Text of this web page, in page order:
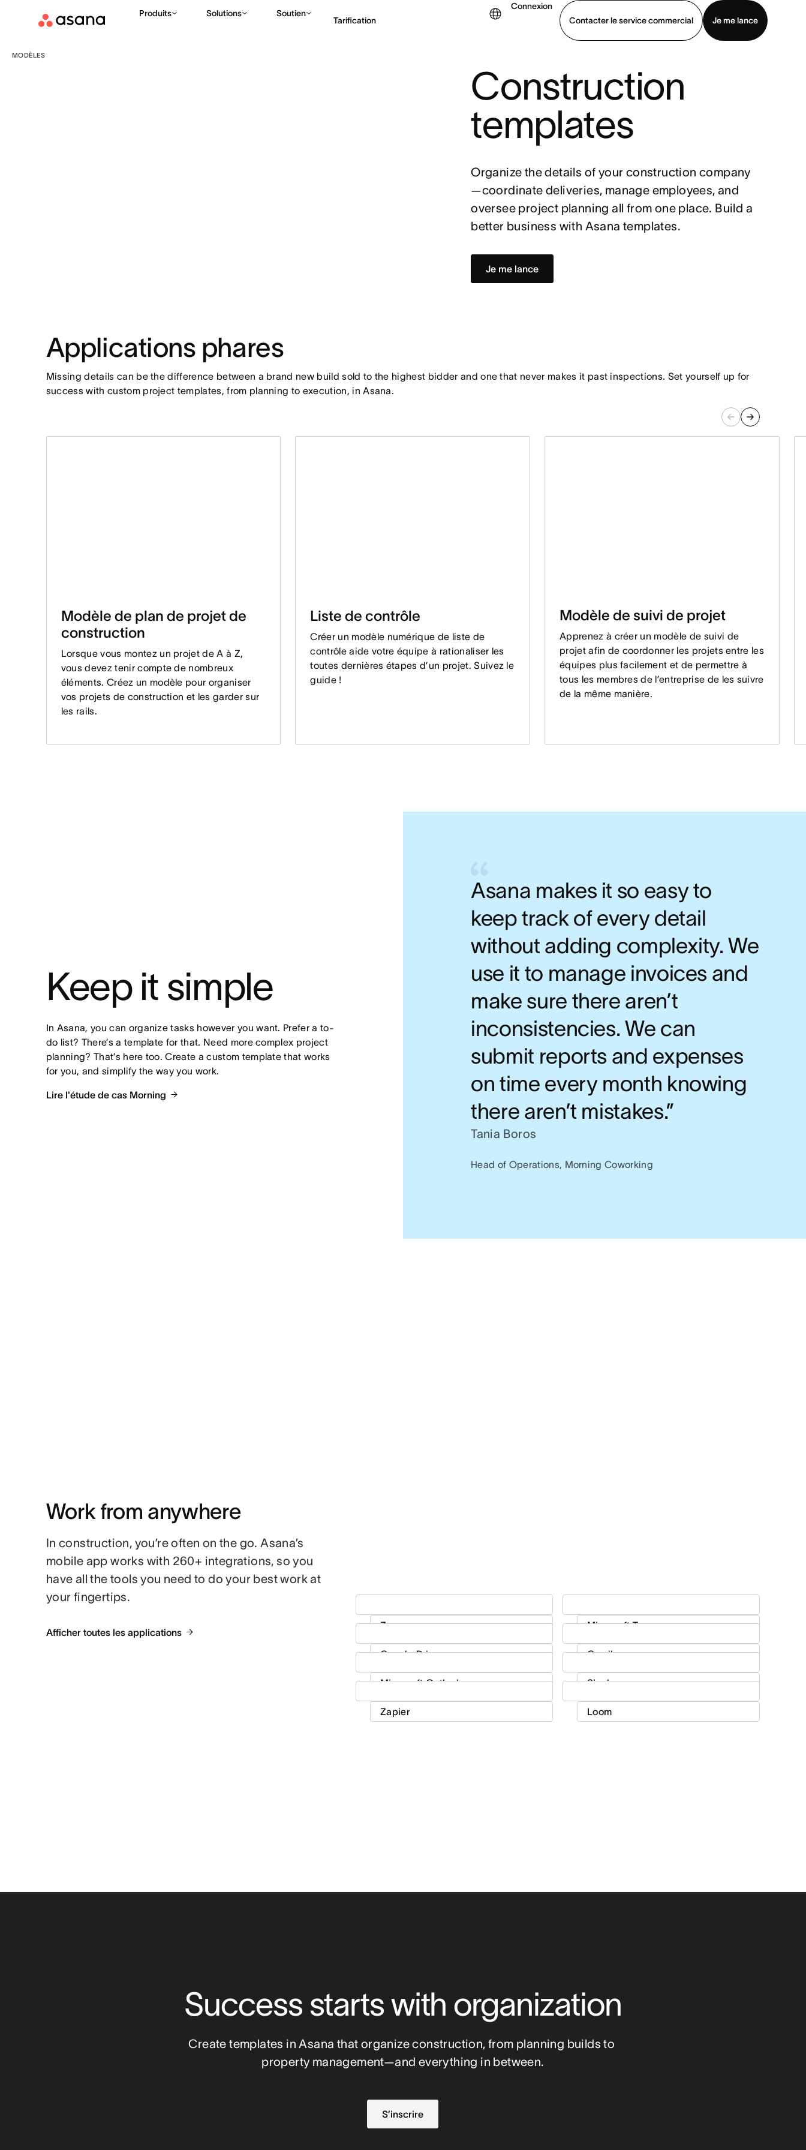
Produits Solutions Soutien
Tarification
Connexion
Contacter le service commercial
Je me lance
Contacter le service commercial
MODÈLES
Construction
templates
Organize the details of your construction company
—coordinate deliveries, manage employees, and
oversee project planning all from one place. Build a
better business with Asana templates.
Je me lance
Applications phares
Missing details can be the difference between a brand new build sold to the highest bidder and one that never makes it past inspections. Set yourself up for
success with custom project templates, from planning to execution, in Asana.
Modèle de plan de projet de
construction
Lorsque vous montez un projet de A à Z,
vous devez tenir compte de nombreux
éléments. Créez un modèle pour organiser
vos projets de construction et les garder sur
les rails.
Liste de contrôle
Créer un modèle numérique de liste de
contrôle aide votre équipe à rationaliser les
toutes dernières étapes d’un projet. Suivez le
guide !
Modèle de suivi de projet
Apprenez à créer un modèle de suivi de
projet afin de coordonner les projets entre les
équipes plus facilement et de permettre à
tous les membres de l’entreprise de les suivre
de la même manière.
Asana makes it so easy to
keep track of every detail
without adding complexity. We
use it to manage invoices and
make sure there aren’t
inconsistencies. We can
submit reports and expenses
on time every month knowing
there aren’t mistakes.”
Tania Boros
Head of Operations, Morning Coworking
Keep it simple
In Asana, you can organize tasks however you want. Prefer a to-
do list? There’s a template for that. Need more complex project
planning? That’s here too. Create a custom template that works
for you, and simplify the way you work.
Lire l'étude de cas Morning
Work from anywhere
In construction, you’re often on the go. Asana’s
mobile app works with 260+ integrations, so you
have all the tools you need to do your best work at
your fingertips.
Afficher toutes les applications
Success starts with organization
Create templates in Asana that organize construction, from planning builds to
property management—and everything in between.
S’inscrire